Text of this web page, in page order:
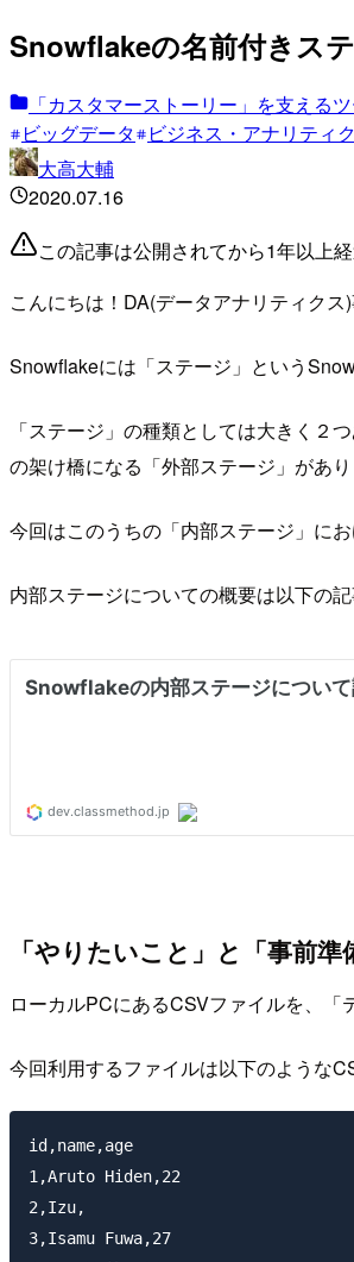
Snowflakeの名前付きス
「カスタマーストーリー」を支える
ビッグデータ
ビジネス・アナリティ
大高大輔
2020.07.16
この記事は公開されてから1年以上
こんにちは！DA(データアナリティクス
Snowflakeには「ステージ」という
「ステージ」の種類としては大きく２
の架け橋になる「外部ステージ」があり
今回はこのうちの「内部ステージ」に
内部ステージについての概要は以下の記
「やりたいこと」と「事前準
ローカルPCにあるCSVファイルを、
今回利用するファイルは以下のような
id,name,age
1,Aruto Hiden,22
2,Izu,
3,Isamu Fuwa,27